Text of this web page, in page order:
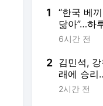
1
“한국 베
닮아”…하
내는 中 ‘숏
6시간 전
2 김민석, 강
래에 승리
2시간 전